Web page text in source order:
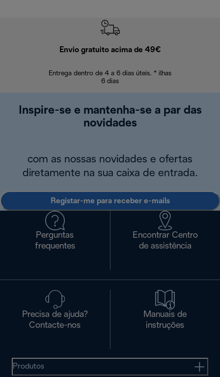
Envio gratuito acima de 49€
Entrega dentro de 4 a 6 dias úteis. * ilhas
6 dias
Inspire-se e mantenha-se a par das
novidades
com as nossas novidades e ofertas
diretamente na sua caixa de entrada.
Registar-me para receber e-mails
Perguntas
frequentes
Encontrar Centro
de assistência
Precisa de ajuda?
Contacte-nos
Manuais de
instruções
Produtos